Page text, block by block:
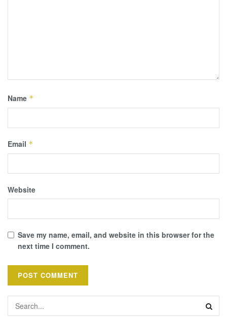
Name *
Email *
Website
Save my name, email, and website in this browser for the
next time I comment.